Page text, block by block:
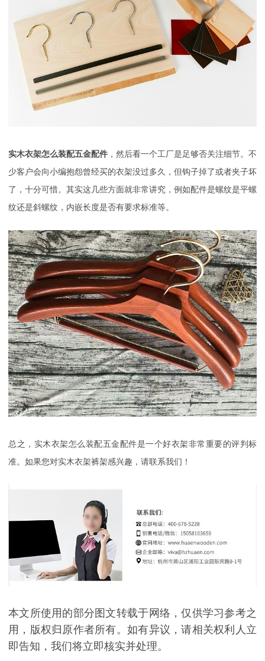
实木衣架怎么装配五金配件 ，然后看一个工厂是足够否关注细节。不
少客户会向小编抱怨曾经买的衣架没过多久，但钩子掉了或者夹子坏
了，十分可惜。其实这几些方面就非常讲究，例如配件是螺纹是平螺
纹还是斜螺纹，内嵌长度是否有要求标准等。
总之，实木衣架怎么装配五金配件是一个好衣架非常重要的评判标
准。如果您对实木衣架裤架感兴趣，请联系我们！
本文所使用的部分图文转载于网络，仅供学习参考之
用，版权归原作者所有。如有异议，请相关权利人立
即告知，我们将立即核实并处理。